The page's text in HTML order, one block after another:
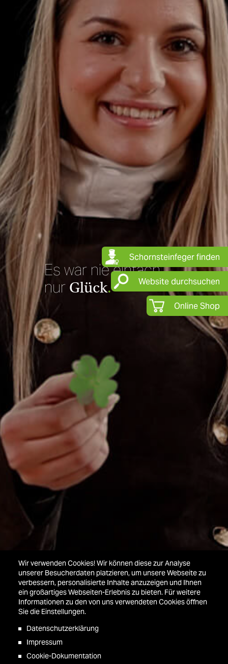
YouTube aktivieren
Es war nie einfach
nur Glück.
Wir verwenden Cookies! Wir können diese zur Analyse
unserer Besucherdaten platzieren, um unsere Webseite zu
verbessern, personalisierte Inhalte anzuzeigen und Ihnen
ein großartiges Webseiten-Erlebnis zu bieten. Für weitere
Informationen zu den von uns verwendeten Cookies öffnen
Sie die Einstellungen.
Datenschutzerklärung
Impressum
Cookie-Dokumentation
Schornsteinfeger finden
Website durchsuchen
Online Shop